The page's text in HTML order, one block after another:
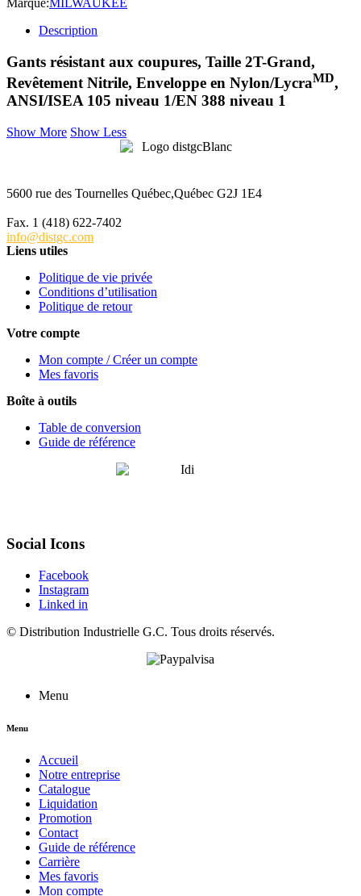
Description
Gants résistant aux coupures, Taille 2T-Grand,
Revêtement Nitrile, Enveloppe en Nylon/LycraMD,
ANSI/ISEA 105 niveau 1/EN 388 niveau 1
Show More Show Less
5600 rue des Tournelles Québec,Québec G2J 1E4
Fax. 1 (418) 622-7402
info@distgc.com
Liens utiles
Politique de vie privée
Conditions d’utilisation
Politique de retour
Votre compte
Mon compte / Créer un compte
Mes favoris
Boîte à outils
Table de conversion
Guide de référence
Social Icons
Facebook
Instagram
Linked in
© Distribution Industrielle G.C. Tous droits réservés.
Menu
Menu
Accueil
Notre entreprise
Catalogue
Liquidation
Promotion
Contact
Guide de référence
Carrière
Mes favoris
Mon compte